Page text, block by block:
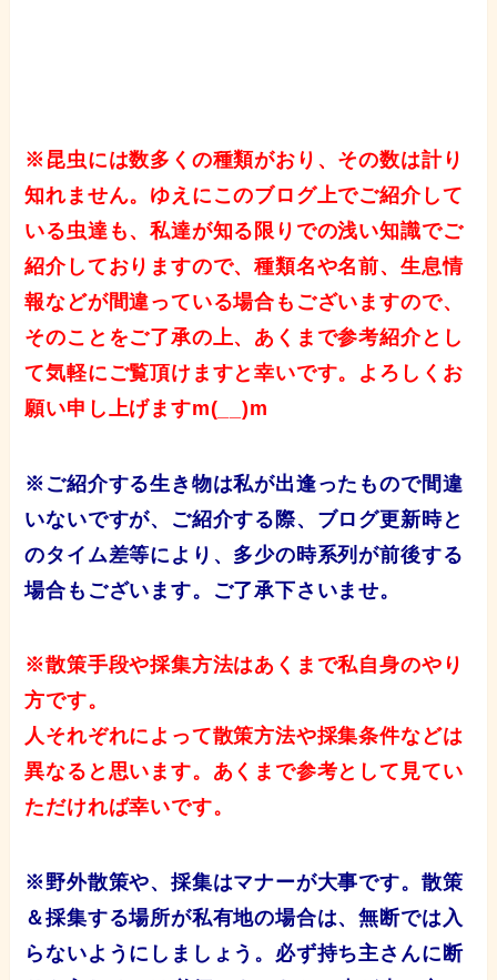
※昆虫には数多くの種類がおり、その数は計り
知れません。ゆえにこのブログ上でご紹介して
いる虫達も、私達が知る限りでの浅い知識でご
紹介しておりますので、種類名や名前、生息情
報などが間違っている場合もございますので、
そのことをご了承の上、あくまで参考紹介とし
て気軽にご覧頂けますと幸いです。よろしくお
願い申し上げますm(__)m
※ご紹介する生き物は私が出逢ったもので間違
いないですが、ご紹介する際、ブログ更新時と
のタイム差等により、多少の時系列が前後する
場合もございます。ご了承下さいませ。
※散策手段や採集方法はあくまで私自身のやり
方です。
人それぞれによって散策方法や採集条件などは
異なると思います。あくまで参考として見てい
ただければ幸いです。
※野外散策や、採集はマナーが大事です。散策
＆採集する場所が私有地の場合は、無断では入
らないようにしましょう。必ず持ち主さんに断